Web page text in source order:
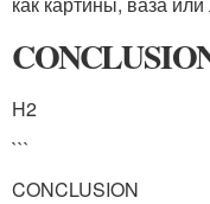
H2
```
CONCLUSION